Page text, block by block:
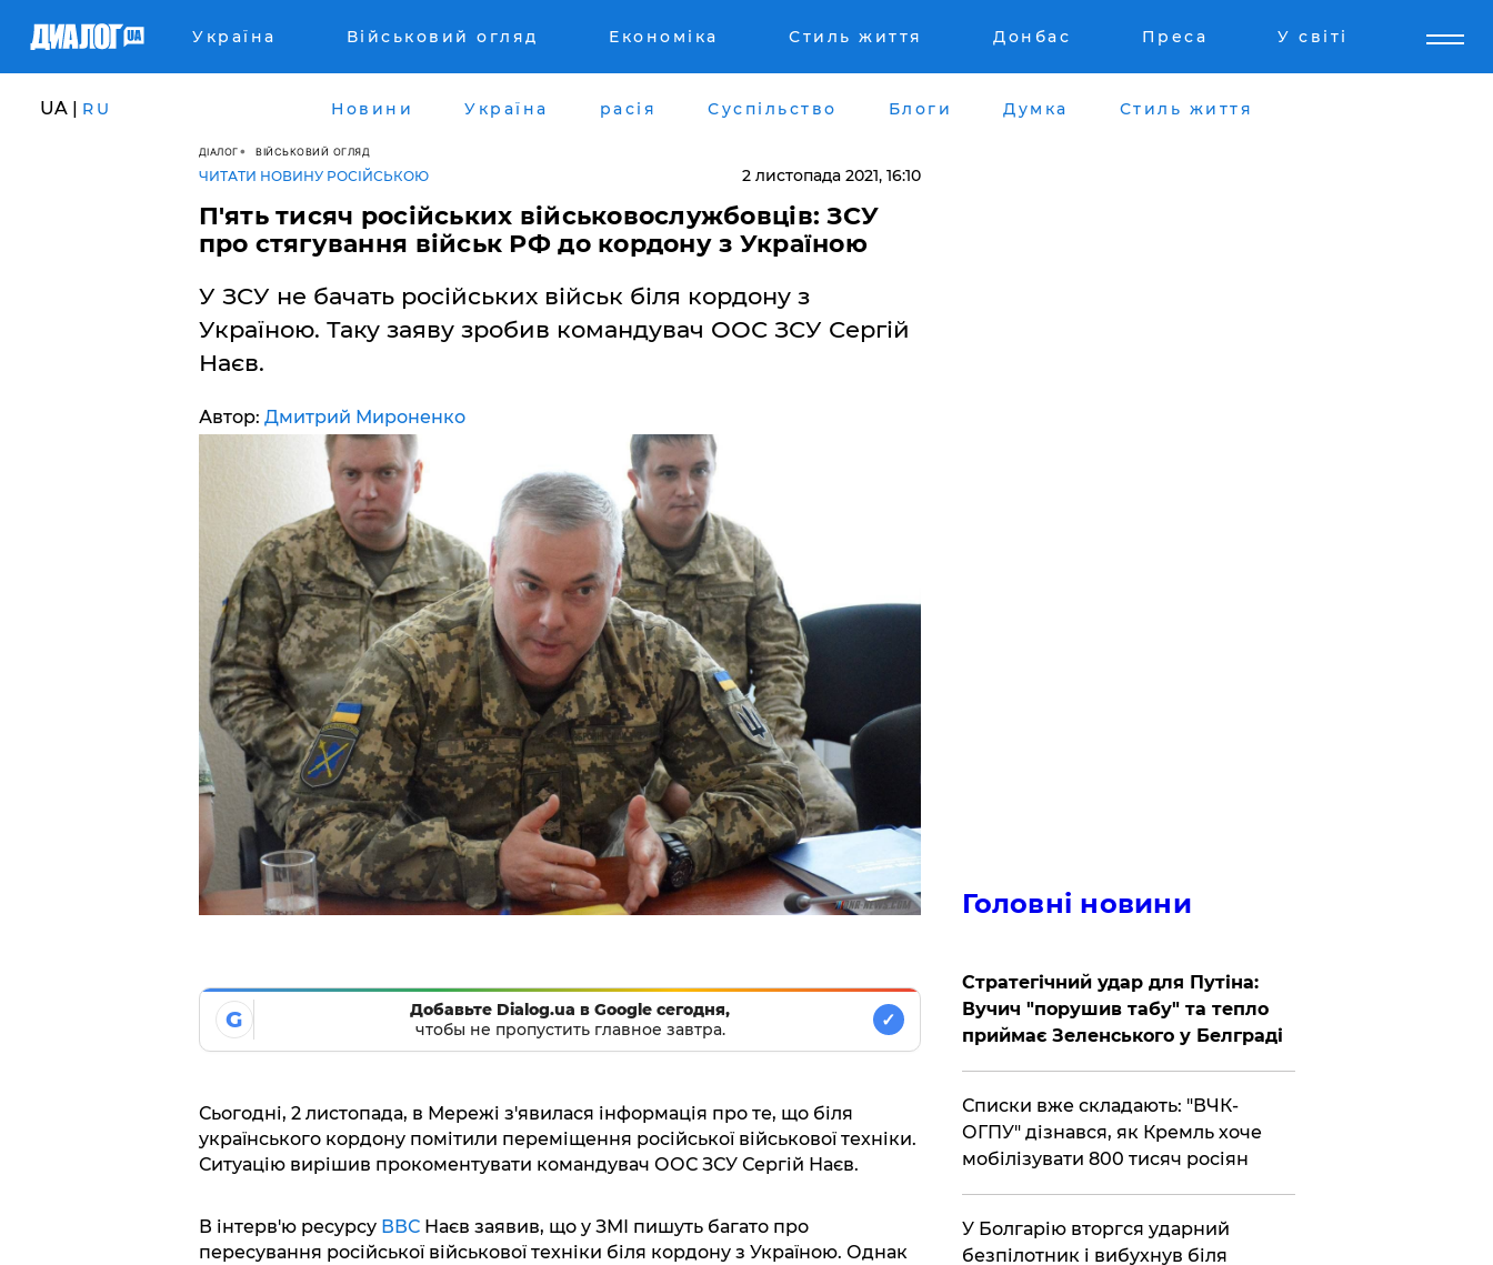
Україна Військовий огляд Економіка Стиль життя Донбас Преса У світі
UA | RU Новини Україна расія Суспільство Блоги Думка Стиль життя
ДІАЛОГ ВІЙСЬКОВИЙ ОГЛЯД
ЧИТАТИ НОВИНУ РОСІЙСЬКОЮ 2 листопада 2021, 16:10
П'ять тисяч російських військовослужбовців: ЗСУ
про стягування військ РФ до кордону з Україною
У ЗСУ не бачать російських військ біля кордону з
Україною. Таку заяву зробив командувач ООС ЗСУ Сергій
Наєв.
Автор: Дмитрий Мироненко
G
Добавьте Dialog.ua в Google сегодня,
чтобы не пропустить главное завтра.
✓
Сьогодні, 2 листопада, в Мережі з'явилася інформація про те, що біля
українського кордону помітили переміщення російської військової техніки.
Ситуацію вирішив прокоментувати командувач ООС ЗСУ Сергій Наєв.
В інтерв'ю ресурсуВВСНаєв заявив, що у ЗМІ пишуть багато про
пересування російської військової техніки біля кордону з Україною. Однак
Головні новини
Стратегічний удар для Путіна:
Вучич "порушив табу" та тепло
приймає Зеленського у Белграді
Списки вже складають: "ВЧК-
ОГПУ" дізнався, як Кремль хоче
мобілізувати 800 тисяч росіян
У Болгарію вторгся ударний
безпілотник і вибухнув біля